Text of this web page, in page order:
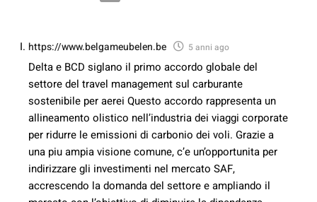
https://www.belgameubelen.be 5 anni ago
Delta e BCD siglano il primo accordo globale del
settore del travel management sul carburante
sostenibile per aerei Questo accordo rappresenta un
allineamento olistico nell’industria dei viaggi corporate
per ridurre le emissioni di carbonio dei voli. Grazie a
una piu ampia visione comune, c’e un’opportunita per
indirizzare gli investimenti nel mercato SAF,
accrescendo la domanda del settore e ampliando il